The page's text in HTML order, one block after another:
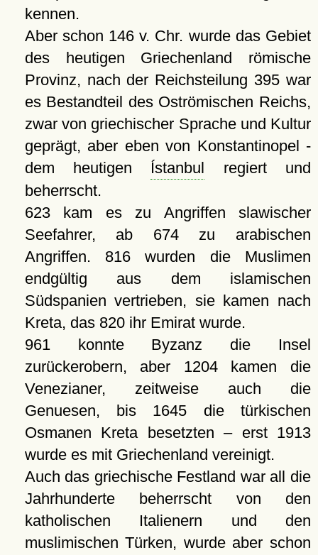
kennen.
Aber schon 146 v. Chr. wurde das Gebiet
des heutigen Griechenland römische
Provinz, nach der Reichsteilung 395 war
es Bestandteil des Oströmischen Reichs,
zwar von griechischer Sprache und Kultur
geprägt, aber eben von Konstantinopel -
dem heutigen Ístanbul regiert und
beherrscht.
623 kam es zu Angriffen slawischer
Seefahrer, ab 674 zu arabischen
Angriffen. 816 wurden die Muslimen
endgültig aus dem islamischen
Südspanien vertrieben, sie kamen nach
Kreta, das 820 ihr Emirat wurde.
961 konnte Byzanz die Insel
zurückerobern, aber 1204 kamen die
Venezianer, zeitweise auch die
Genuesen, bis 1645 die türkischen
Osmanen Kreta besetzten – erst 1913
wurde es mit Griechenland vereinigt.
Auch das griechische Festland war all die
Jahrhunderte beherrscht von den
katholischen Italienern und den
muslimischen Türken, wurde aber schon